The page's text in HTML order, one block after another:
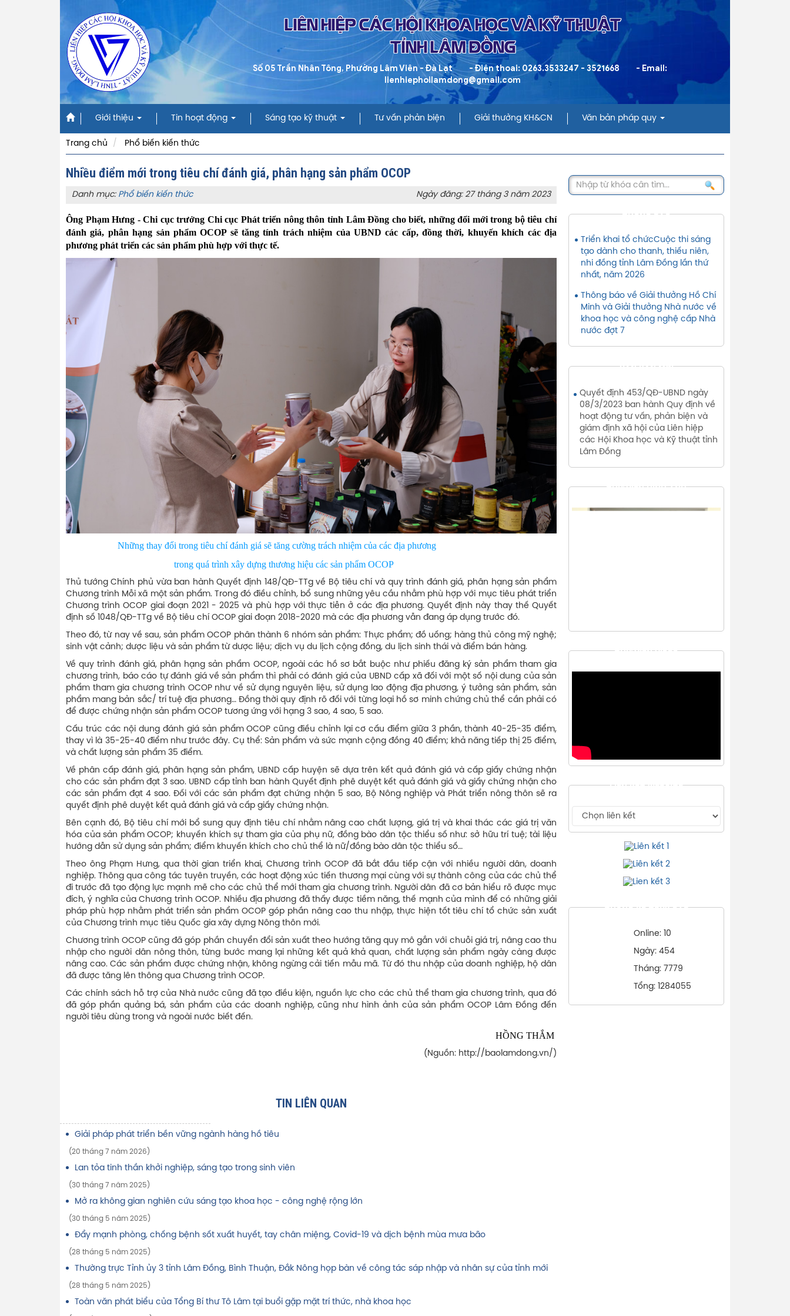
LIÊN HIỆP CÁC HỘI KHOA HỌC VÀ KỸ THUẬT
TỈNH LÂM ĐỒNG
Số 05 Trần Nhân Tông, Phường Lâm Viên - Đà Lạt - Điện thoai: 0263.3533247 - 3521668
- Email:
lienhiephoilamdong@gmail.com
Giới thiệu Tin hoạt động Sáng tạo kỹ thuật Tư vấn phản biện Giải thưởng KH&CN Văn bản pháp quy
Trang chủ Phổ biến kiến thức
Nhiều điểm mới trong tiêu chí đánh giá, phân hạng sản phẩm OCOP
Danh mục: Phổ biến kiến thức Ngày đăng: 27 tháng 3 năm 2023
Ông Phạm Hưng - Chi cục trưởng Chi cục Phát triển nông thôn tỉnh Lâm Đồng cho biết, những đổi mới trong bộ tiêu chí
đánh giá, phân hạng sản phẩm OCOP sẽ tăng tính trách nhiệm của UBND các cấp, đồng thời, khuyến khích các địa
phương phát triển các sản phẩm phù hợp với thực tế.
Những thay đổi trong tiêu chí đánh giá sẽ tăng cường trách nhiệm của các địa phương
trong quá trình xây dựng thương hiệu các sản phẩm OCOP
Thủ tướng Chính phủ vừa ban hành Quyết định 148/QĐ-TTg về Bộ tiêu chí và quy trình đánh giá, phân hạng sản phẩm
Chương trình Mỗi xã một sản phẩm. Trong đó điều chỉnh, bổ sung những yêu cầu nhằm phù hợp với mục tiêu phát triển
Chương trình OCOP giai đoạn 2021 - 2025 và phù hợp với thực tiễn ở các địa phương. Quyết định này thay thế Quyết
định số 1048/QĐ-TTg về Bộ tiêu chí OCOP giai đoạn 2018-2020 mà các địa phương vẫn đang áp dụng trước đó.
Theo đó, từ nay về sau, sản phẩm OCOP phân thành 6 nhóm sản phẩm: Thực phẩm; đồ uống; hàng thủ công mỹ nghệ;
sinh vật cảnh; dược liệu và sản phẩm từ dược liệu; dịch vụ du lịch cộng đồng, du lịch sinh thái và điểm bán hàng.
Về quy trình đánh giá, phân hạng sản phẩm OCOP, ngoài các hồ sơ bắt buộc như phiếu đăng ký sản phẩm tham gia
chương trình, báo cáo tự đánh giá về sản phẩm thì phải có đánh giá của UBND cấp xã đối với một số nội dung của sản
phẩm tham gia chương trình OCOP như về sử dụng nguyên liệu, sử dụng lao động địa phương, ý tưởng sản phẩm, sản
phẩm mang bản sắc/ trí tuệ địa phương… Đồng thời quy định rõ đối với từng loại hồ sơ minh chứng chủ thể cần phải có
để được chứng nhận sản phẩm OCOP tương ứng với hạng 3 sao, 4 sao, 5 sao.
Cấu trúc các nội dung đánh giá sản phẩm OCOP cũng điều chỉnh lại cơ cấu điểm giữa 3 phần, thành 40-25-35 điểm,
thay vì là 35-25-40 điểm như trước đây. Cụ thể: Sản phẩm và sức mạnh cộng đồng 40 điểm; khả năng tiếp thị 25 điểm,
và chất lượng sản phẩm 35 điểm.
Về phân cấp đánh giá, phân hạng sản phẩm, UBND cấp huyện sẽ dựa trên kết quả đánh giá và cấp giấy chứng nhận
cho các sản phẩm đạt 3 sao. UBND cấp tỉnh ban hành Quyết định phê duyệt kết quả đánh giá và giấy chứng nhận cho
các sản phẩm đạt 4 sao. Đối với các sản phẩm đạt chứng nhận 5 sao, Bộ Nông nghiệp và Phát triển nông thôn sẽ ra
quyết định phê duyệt kết quả đánh giá và cấp giấy chứng nhận.
Bên cạnh đó, Bộ tiêu chí mới bổ sung quy định tiêu chí nhằm nâng cao chất lượng, giá trị và khai thác các giá trị văn
hóa của sản phẩm OCOP; khuyến khích sự tham gia của phụ nữ, đồng bào dân tộc thiểu số như: sở hữu trí tuệ; tài liệu
hướng dẫn sử dụng sản phẩm; điểm khuyến khích cho chủ thể là nữ/đồng bào dân tộc thiểu số…
Theo ông Phạm Hưng, qua thời gian triển khai, Chương trình OCOP đã bắt đầu tiếp cận với nhiều người dân, doanh
nghiệp. Thông qua công tác tuyên truyền, các hoạt động xúc tiến thương mại cùng với sự thành công của các chủ thể
đi trước đã tạo động lực mạnh mẽ cho các chủ thể mới tham gia chương trình. Người dân đã cơ bản hiểu rõ được mục
đích, ý nghĩa của Chương trình OCOP. Nhiều địa phương đã thấy được tiềm năng, thế mạnh của mình để có những giải
pháp phù hợp nhằm phát triển sản phẩm OCOP góp phần nâng cao thu nhập, thực hiện tốt tiêu chí tổ chức sản xuất
của Chương trình mục tiêu Quốc gia xây dựng Nông thôn mới.
Chương trình OCOP cũng đã góp phần chuyển đổi sản xuất theo hướng tăng quy mô gắn với chuỗi giá trị, nâng cao thu
nhập cho người dân nông thôn, từng bước mang lại những kết quả khả quan, chất lượng sản phẩm ngày càng được
nâng cao. Các sản phẩm được chứng nhận, không ngừng cải tiến mẫu mã. Từ đó thu nhập của doanh nghiệp, hộ dân
đã được tăng lên thông qua Chương trình OCOP.
Các chính sách hỗ trợ của Nhà nước cũng đã tạo điều kiện, nguồn lực cho các chủ thể tham gia chương trình, qua đó
đã góp phần quảng bá, sản phẩm của các doanh nghiệp, cũng như hình ảnh của sản phẩm OCOP Lâm Đồng đến
người tiêu dùng trong và ngoài nước biết đến.
HỒNG THẮM
(Nguồn: http://baolamdong.vn/)
TIN LIÊN QUAN
Giải pháp phát triển bền vững ngành hàng hồ tiêu
(20 tháng 7 năm 2026)
Lan tỏa tinh thần khởi nghiệp, sáng tạo trong sinh viên
(30 tháng 7 năm 2025)
Mở ra không gian nghiên cứu sáng tạo khoa học - công nghệ rộng lớn
(30 tháng 5 năm 2025)
Đẩy mạnh phòng, chống bệnh sốt xuất huyết, tay chân miệng, Covid-19 và dịch bệnh mùa mưa bão
(28 tháng 5 năm 2025)
Thường trực Tỉnh ủy 3 tỉnh Lâm Đồng, Bình Thuận, Đắk Nông họp bàn về công tác sáp nhập và nhân sự của tỉnh mới
(28 tháng 5 năm 2025)
Toàn văn phát biểu của Tổng Bí thư Tô Lâm tại buổi gặp mặt trí thức, nhà khoa học
THÔNG BÁO
Triển khai tổ chứcCuộc thi sáng
tạo dành cho thanh, thiếu niên,
nhi đồng tỉnh Lâm Đồng lần thứ
nhất, năm 2026
Thông báo về Giải thưởng Hồ Chí
Minh và Giải thưởng Nhà nước về
khoa học và công nghệ cấp Nhà
nước đợt 7
VĂN BẢN MỚI
Quyết định 453/QĐ-UBND ngày
08/3/2023 ban hành Quy định về
hoạt động tư vấn, phản biện và
giám định xã hội của Liên hiệp
các Hội Khoa học và Kỹ thuật tỉnh
Lâm Đồng
THƯ VIỆN HÌNH ẢNH
THƯ VIỆN VIDEO
LIÊN KẾT WEBSITE
THỐNG KÊ TRUY CẬP
Online: 10
Ngày: 454
Tháng: 7779
Tổng: 1284055